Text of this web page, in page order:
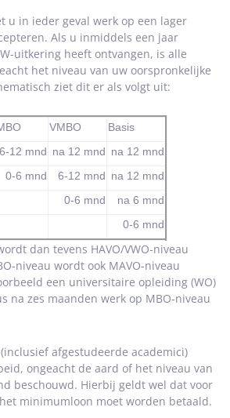
u in ieder geval werk op een lager
Als u inmiddels een jaar
uitkering heeft ontvangen, is alle
het niveau van uw oorspronkelijke
ziet dit er als volgt uit:
VMBO
Basis
6-12 mnd na 12 mnd na 12 mnd
0-6 mnd 6-12 mnd na 12 mnd
0-6 mnd
na 6 mnd
0-6 mnd
dan tevens HAVO/VWO-niveau
niveau wordt ook MAVO-niveau
een universitaire opleiding (WO)
na zes maanden werk op MBO-niveau
afgestudeerde academici)
ongeacht de aard of het niveau van
beschouwd. Hierbij geldt wel dat voor
minimumloon moet worden betaald.